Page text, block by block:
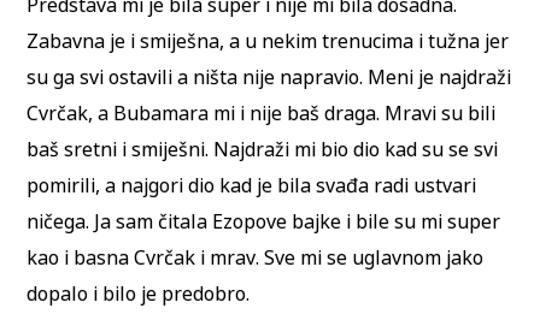
Zabavna je i smiješna, a u nekim trenucima i tužna jer
su ga svi ostavili a ništa nije napravio. Meni je najdraži
Cvrčak, a Bubamara mi i nije baš draga. Mravi su bili
baš sretni i smiješni. Najdraži mi bio dio kad su se svi
pomirili, a najgori dio kad je bila svađa radi ustvari
ničega. Ja sam čitala Ezopove bajke i bile su mi super
kao i basna Cvrčak i mrav. Sve mi se uglavnom jako
dopalo i bilo je predobro.